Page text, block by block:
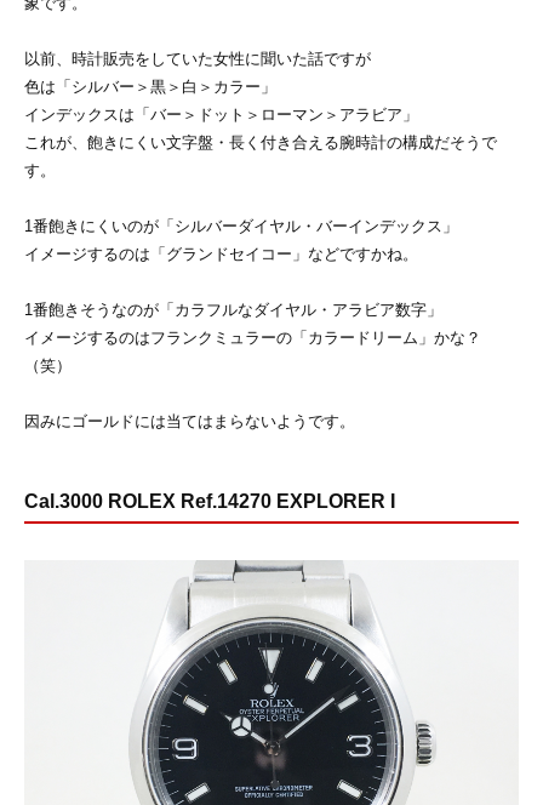
以前、時計販売をしていた女性に聞いた話ですが
色は「シルバー＞黒＞白＞カラー」
インデックスは「バー＞ドット＞ローマン＞アラビア」
これが、飽きにくい文字盤・長く付き合える腕時計の構成だそうで
す。
1番飽きにくいのが「シルバーダイヤル・バーインデックス」
イメージするのは「グランドセイコー」などですかね。
1番飽きそうなのが「カラフルなダイヤル・アラビア数字」
イメージするのはフランクミュラーの「カラードリーム」かな？
（笑）
因みにゴールドには当てはまらないようです。
Cal.3000 ROLEX Ref.14270 EXPLORER I